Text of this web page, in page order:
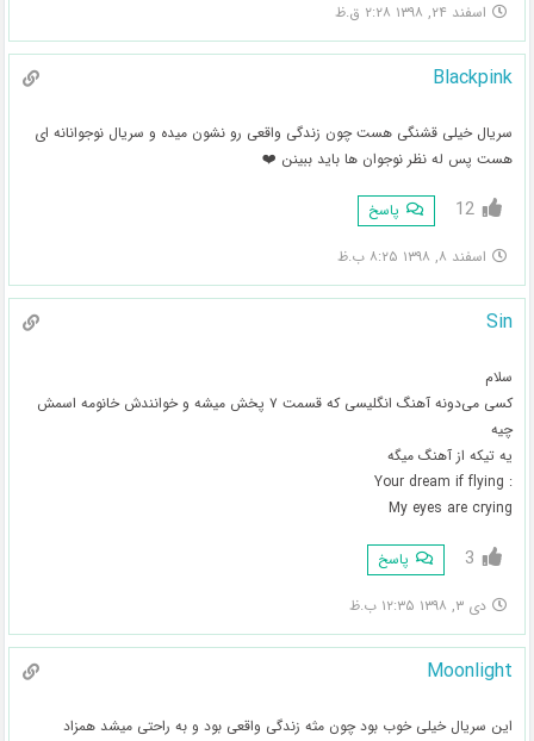
اسفند ۲۴, ۱۳۹۸ ۲:۲۸ ق.ظ
Blackpink
سریال خیلی قشنگی هست چون زندگی واقعی رو نشون میده و سریال نوجوانانه ای
هست پس له نظر نوجوان ها باید ببینن ❤️
12 پاسخ
اسفند ۸, ۱۳۹۸ ۸:۲۵ ب.ظ
Sin
سلام
کسی می‌دونه آهنگ انگلیسی که قسمت ۷ پخش میشه و خوانندش خانومه اسمش
چیه
یه تیکه از آهنگ میگه
: Your dream if flying
My eyes are crying
3 پاسخ
دی ۳, ۱۳۹۸ ۱۲:۳۵ ب.ظ
Moonlight
این سریال خیلی خوب بود چون مثه زندگی واقعی بود و به راحتی میشد همزاد